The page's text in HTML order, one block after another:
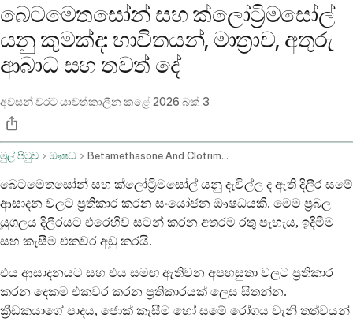
බෙටමෙතසෝන් සහ ක්ලෝට්‍රිමසෝල්
යනු කුමක්ද: භාවිතයන්, මාත්‍රාව, අතුරු
ආබාධ සහ තවත් දේ
අවසන් වරට යාවත්කාලීන කළේ2026 බක් 3
මුල් පිටුව ඖෂධ Betamethasone And Clotrimazole Topical Route
බෙටමෙතසෝන් සහ ක්ලෝට්‍රිමසෝල් යනු දැවිල්ල ද ඇති දිලීර සමේ
ආසාදන වලට ප්‍රතිකාර කරන සංයෝජන ඖෂධයකි. මෙම ප්‍රබල
යුගලය දිලීරයට එරෙහිව සටන් කරන අතරම රතු පැහැය, ඉදිමීම
සහ කැසීම එකවර අඩු කරයි.
එය ආසාදනයට සහ එය සමඟ ඇතිවන අපහසුතා වලට ප්‍රතිකාර
කරන දෙකම එකවර කරන ප්‍රතිකාරයක් ලෙස සිතන්න.
ක්‍රීඩකයාගේ පාදය, ජොක් කැසීම හෝ සමේ රෝගය වැනි තත්වයන්